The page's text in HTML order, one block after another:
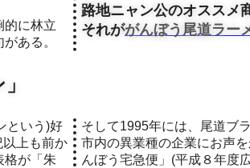
的に林立
ある。
路地ニャン公のオススメ
それががんぼう尾道ラー
以上も前か
格が「朱
そして1995年には、尾道ブ
市内の異業種の企業にお声
んぼう宅急便」(平成８年度